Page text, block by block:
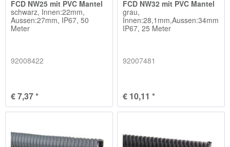
FCD NW25 mit PVC Mantel
schwarz, Innen:22mm,
Aussen:27mm, IP67, 50
Meter
92008422
€ 7,37 *
FCD NW32 mit PVC Mantel
grau,
Innen:28,1mm,Aussen:34mm,
IP67, 25 Meter
92007481
€ 10,11 *